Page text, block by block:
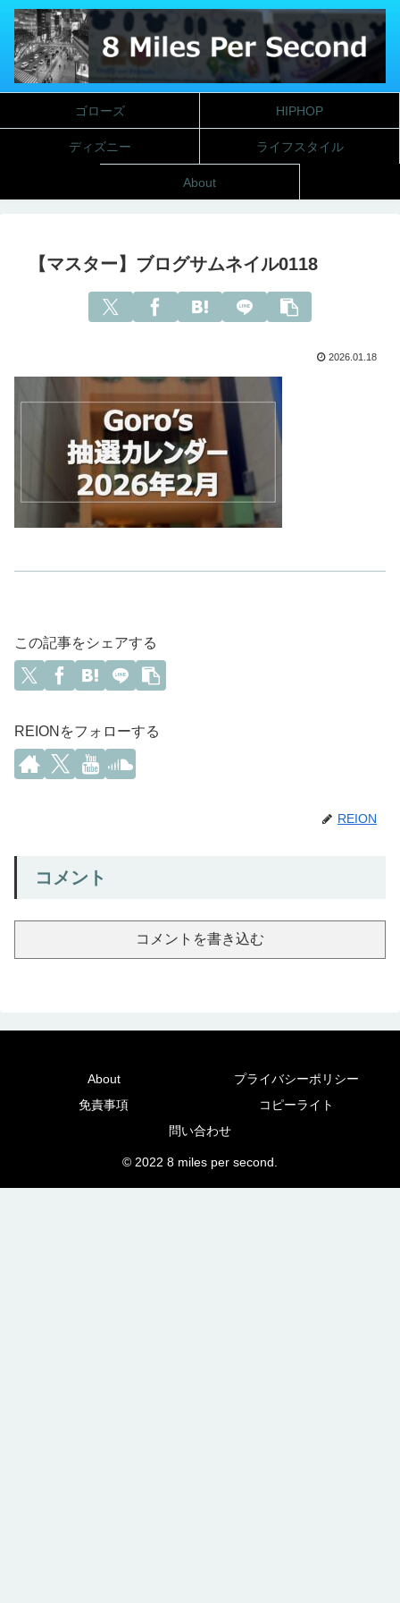
ゴローズ HIPHOP
ディズニー ライフスタイル
About
【マスター】ブログサムネイル0118
2026.01.18
この記事をシェアする
REIONをフォローする
REION
コメント
コメントを書き込む
About
プライバシーポリシー
免責事項
コピーライト
問い合わせ
© 2022 8 miles per second.